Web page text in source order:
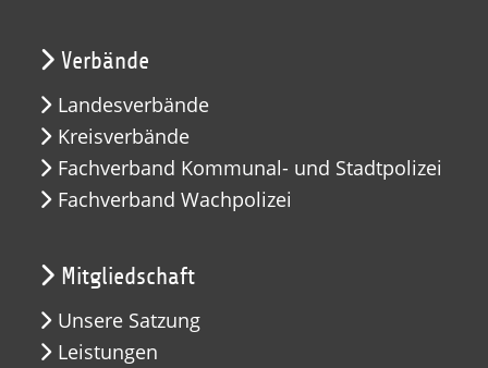
Verbände
Landesverbände
Kreisverbände
Fachverband Kommunal- und Stadtpolizei
Fachverband Wachpolizei
Mitgliedschaft
Unsere Satzung
Leistungen